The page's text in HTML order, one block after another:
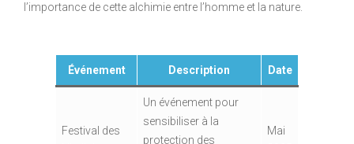
l’importance de cette alchimie entre l’homme et la nature.
Événement Description Date
Festival des
Un événement pour
sensibiliser à la
protection des
Mai